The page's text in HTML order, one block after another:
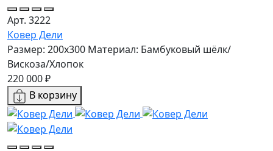
Арт. 3222
Ковер Дели
Размер: 200х300 Материал: Бамбуковый шёлк/
Вискоза/Хлопок
220 000 ₽
В корзину